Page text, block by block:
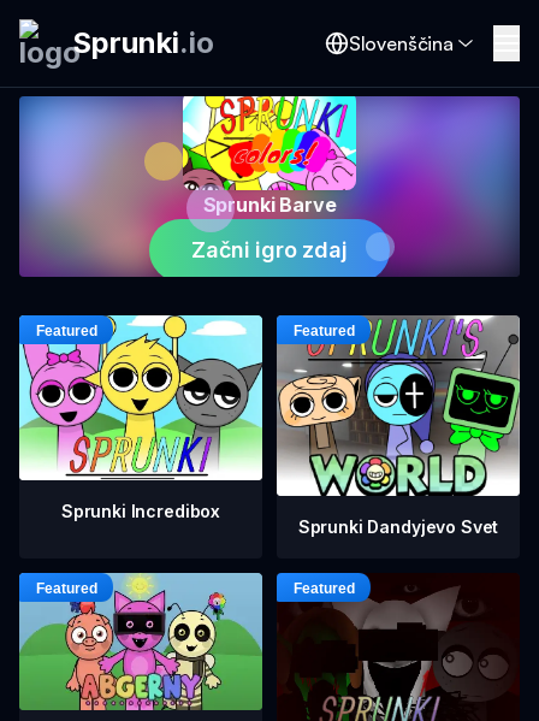
Sprunki.io Slovenščina
Sprunki Barve
Začni igro zdaj
Sprunki Incredibox
Sprunki Dandyjevo Svet